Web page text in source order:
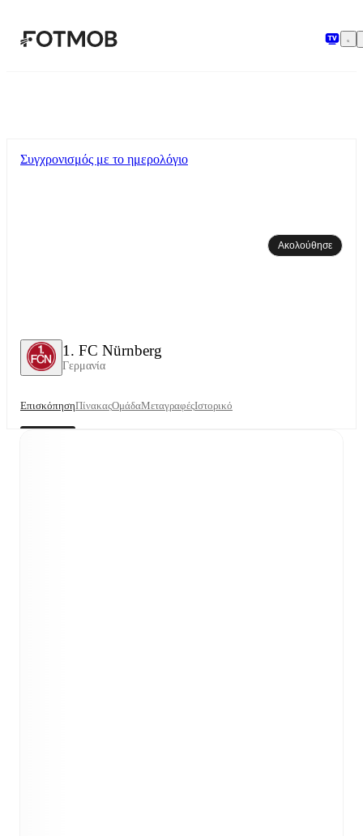
1. FC Nürnberg
Γερμανία
Συγχρονισμός με το ημερολόγιο
Ακολούθησε
ΕπισκόπησηΠίνακαςΟμάδαΜεταγραφέςΙστορικό